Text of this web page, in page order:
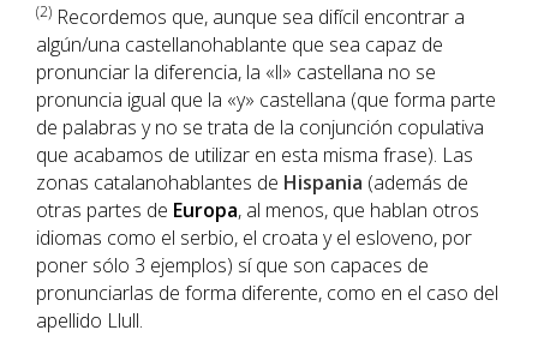
(2) Recordemos que, aunque sea difícil encontrar a
algún/una castellanohablante que sea capaz de
pronunciar la diferencia, la «ll» castellana no se
pronuncia igual que la «y» castellana (que forma parte
de palabras y no se trata de la conjunción copulativa
que acabamos de utilizar en esta misma frase). Las
zonas catalanohablantes de Hispania (además de
otras partes de Europa, al menos, que hablan otros
idiomas como el serbio, el croata y el esloveno, por
poner sólo 3 ejemplos) sí que son capaces de
pronunciarlas de forma diferente, como en el caso del
apellido Llull.